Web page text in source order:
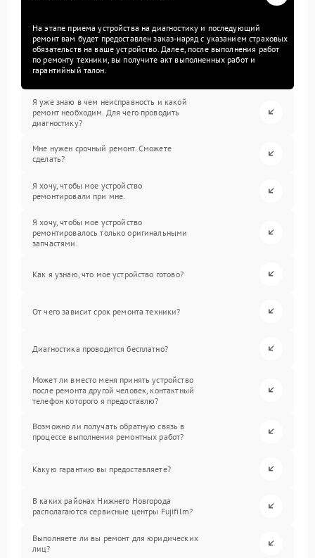
На этапе приема устройства на диагностику и последующий
ремонт вам будет предоставлен заказ-наряд с указанием страховых
обязательств на ваше устройство. Далее, после выполнения работ
по ремонту техники, вы получите акт выполненных работ и
гарантийный талон.
Я уже знаю в чем неисправность и какой
ремонт необходим. Для чего проводить
диагностику?
Мне нужен срочный ремонт. Сможете
сделать?
Я хочу, чтобы мое устройство
ремонтировали при мне.
Я хочу, чтобы мое устройство
ремонтировалось только оригинальными
запчастями.
Как я узнаю, что мое устройство готово?
От чего зависит срок ремонта техники?
Диагностика проводится бесплатно?
Может ли вместо меня принять устройство
после ремонта другой человек, контактный
телефон которого я предоставлю?
Возможно ли получать обратную связь в
процессе выполнения ремонтных работ?
Какую гарантию вы предоставляете?
В каких районах Нижнего Новгорода
располагаются сервисные центры Fujifilm?
Выполняете ли вы ремонт для юридических
лиц?